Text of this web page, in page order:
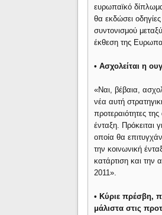
ευρωπαϊκό
θα εκδώσει
συντονισμού
έκθεση της
• Ασχολείται η
«Ναι, βέβαια,
νέα αυτή
προτεραιότητες
ένταξη. Πρόκειται
οποία θα
την κοινωνική
κατάρτιση και
2011».
• Κύριε πρέσβη,
μάλιστα στις